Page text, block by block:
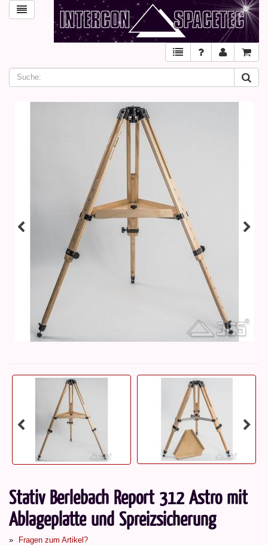
Stativ Berlebach Report 312 Astro mit
Ablageplatte und Spreizsicherung
Fragen zum Artikel?